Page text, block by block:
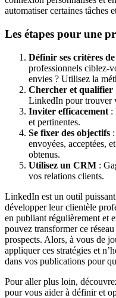
automatiser certaines tâches
Les étapes pour une
Définir ses critères
professionnels ciblez-
envies ? Utilisez la
Chercher et qualifier
LinkedIn pour trouver
Inviter efficacement :
et pertinentes.
Se fixer des objectifs
envoyées, acceptées,
obtenus.
Utilisez un CRM :
vos relations clients.
LinkedIn est un outil
développer leur clientèle
en publiant régulièrement et
pouvez transformer ce
prospects. Alors, à vous de
appliquer ces stratégies et
dans vos publications pour
Pour aller plus loin,
pour vous aider à définir et